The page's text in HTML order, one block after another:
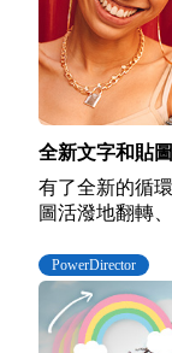
全新文字和貼
有了全新的循
圖活潑地翻轉
PowerDirector